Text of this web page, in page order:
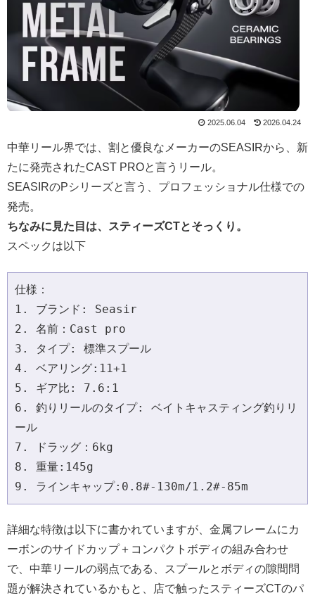
2025.06.04 2026.04.24
中華リール界では、割と優良なメーカーのSEASIRから、新
たに発売されたCAST PROと言うリール。
SEASIRのPシリーズと言う、プロフェッショナル仕様での
発売。
ちなみに見た目は、スティーズCTとそっくり。
スペックは以下
仕様：
1. ブランド: Seasir
2. 名前：Cast pro
3. タイプ: 標準スプール
4. ベアリング:11+1
5. ギア比: 7.6:1
6. 釣りリールのタイプ: ベイトキャスティング釣りリ
ール
7. ドラッグ：6kg
8. 重量:145g
9. ラインキャップ:0.8#-130m/1.2#-85m
詳細な特徴は以下に書かれていますが、金属フレームにカ
ーボンのサイドカップ＋コンパクトボディの組み合わせ
で、中華リールの弱点である、スプールとボディの隙間問
題が解決されているかもと、店で触ったスティーズCTのパ